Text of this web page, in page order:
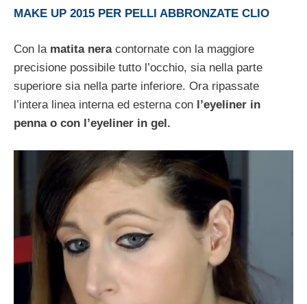
MAKE UP 2015 PER PELLI ABBRONZATE CLIO
Con la matita neracontornate con la maggiore
precisione possibile tutto l’occhio, sia nella parte
superiore sia nella parte inferiore. Ora ripassate
l’intera linea interna ed esterna con l’eyeliner in
penna o con l’eyeliner in gel.